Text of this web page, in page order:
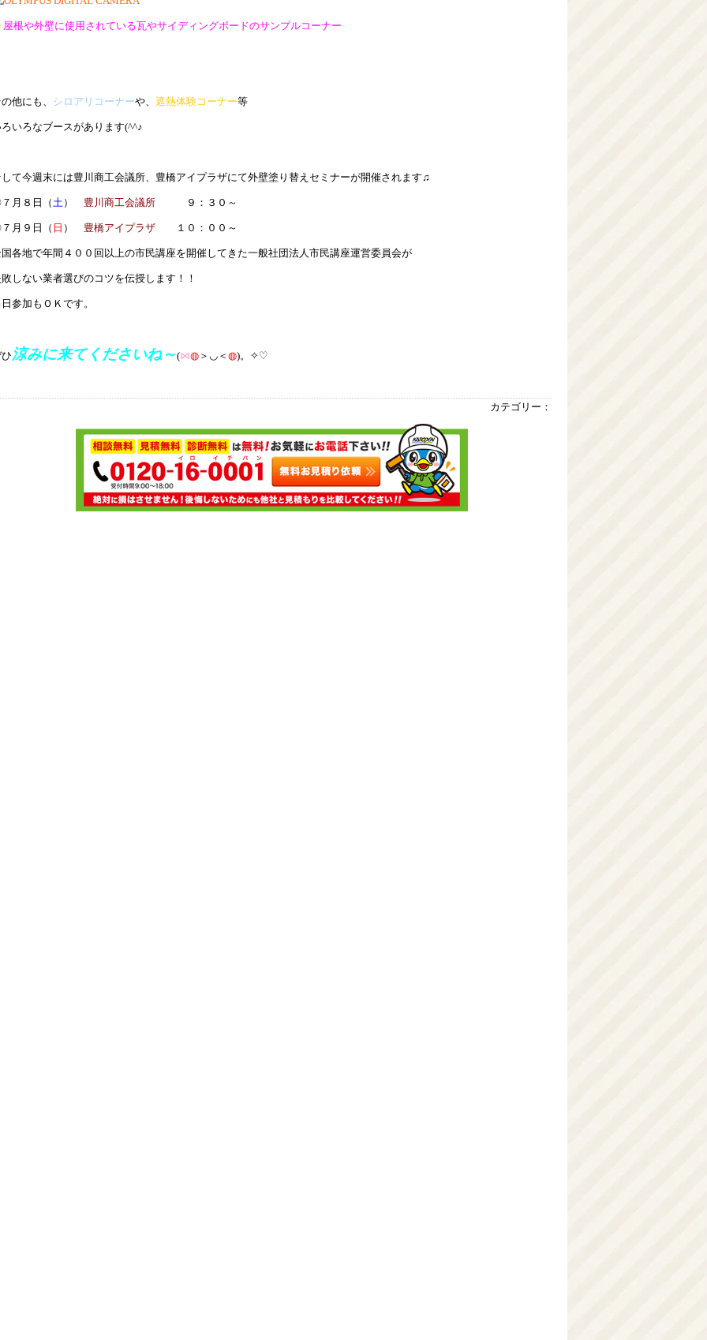
屋根や外壁に使用されている瓦やサイディングボードのサンプルコーナー
他にも、 シロアリコーナーや、 遮熱体験コーナー等
いろなブースがあります(^^♪
て今週末には豊川商工会議所、豊橋アイプラザにて外壁塗り替えセミナーが開催されます♫
月８日（土） 豊川商工会議所 ９：３０～
月９日（ 日 ） 豊橋アイプラザ １０：００～
各地で年間４００回以上の市民講座を開催してきた一般社団法人市民講座運営委員会が
しない業者選びのコツを伝授します！！
参加もＯＫです。
涼みに来てくださいね～(⋈◍ ＞◡＜ ◍)。✧♡
カテゴリー：